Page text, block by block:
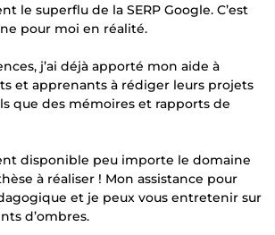
le superflu de la SERP Google. C’est
pour moi en réalité.
j’ai déjà apporté mon aide à
et apprenants à rédiger leurs projets
que des mémoires et rapports de
disponible peu importe le domaine
à réaliser ! Mon assistance pour
et je peux vous entretenir sur
d’ombres.